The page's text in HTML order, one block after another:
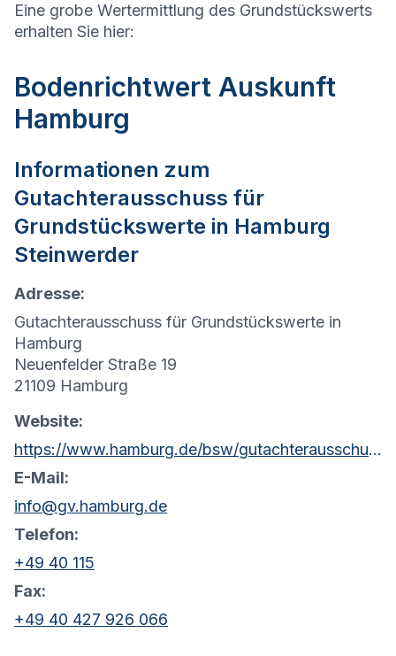
Eine grobe Wertermittlung des Grundstückswerts
erhalten Sie hier:
Bodenrichtwert Auskunft
Hamburg
Informationen zum
Gutachterausschuss für
Grundstückswerte in Hamburg
Steinwerder
Adresse:
Gutachterausschuss für Grundstückswerte in
Hamburg
Neuenfelder Straße 19
21109 Hamburg
Website:
https://www.hamburg.de/bsw/gutachterausschuss
E-Mail:
info@gv.hamburg.de
Telefon:
+49 40 115
Fax:
+49 40 427 926 066